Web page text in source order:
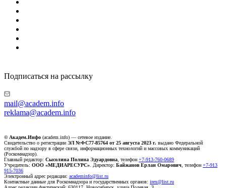
Подписаться на рассылку
mail@academ.info
reklama@academ.info
© Академ.Инфо (academ.info) — сетевое издание.
Свидетельство о регистрации ЭЛ №ФС77-85764 от 25 августа 2023 г. выдано Федеральной
службой по надзору в сфере связи, информационных технологий и массовых коммуникаций
(Роскомнадзор).
Главный редактор: Сысолина Полина Эдуардовна , телефон +7-913-760-0689
Учредитель: ООО «МЕДИАРЕСУРС» . Директор: Байжанов Ерлан Омарович , телефон +7-913
915-7036
Электронный адрес редакции: academinfo@list.ru
Контактные данные для Роскомнадзора и государственных органов: irex@list.ru